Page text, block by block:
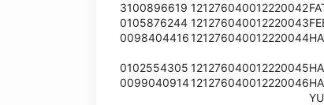
3100896619 121276040012220042
0105876244 121276040012220043
0098404416121276040012220044
0102554305 121276040012220045
0099040914121276040012220046